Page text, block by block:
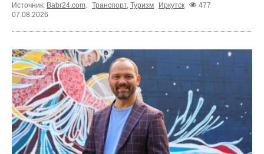
Источник: Babr24.com Транспорт, Туризм Иркутск
477
07.08.2026